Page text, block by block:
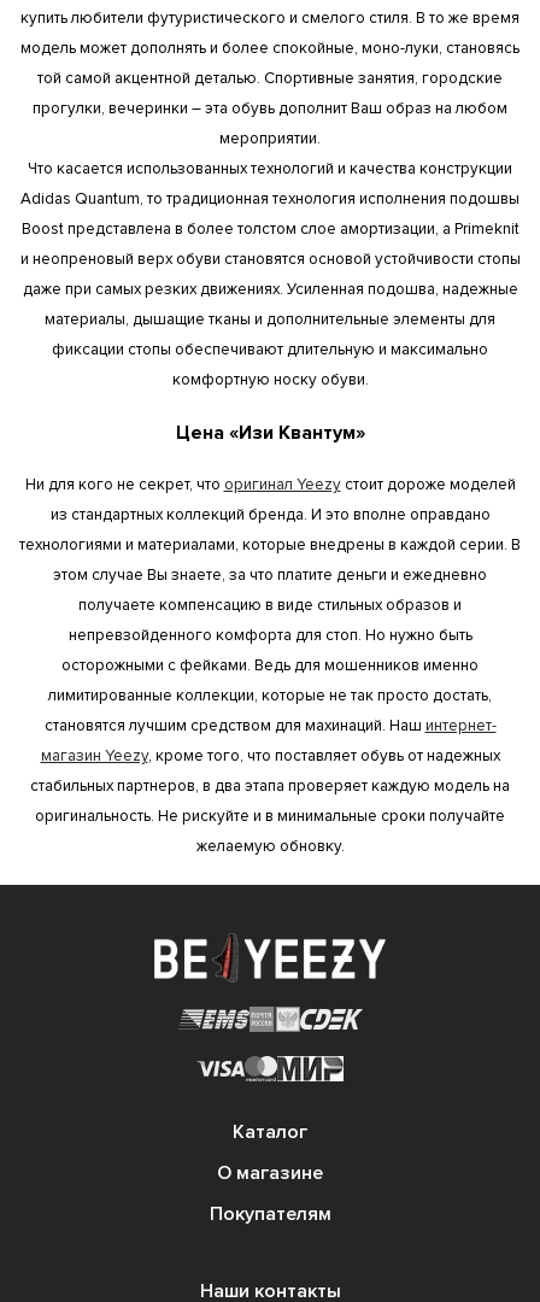
купить любители футуристического и смелого стиля. В то же время
модель может дополнять и более спокойные, моно-луки, становясь
той самой акцентной деталью. Спортивные занятия, городские
прогулки, вечеринки – эта обувь дополнит Ваш образ на любом
мероприятии.
Что касается использованных технологий и качества конструкции
Adidas Quantum, то традиционная технология исполнения подошвы
Boost представлена в более толстом слое амортизации, а Primeknit
и неопреновый верх обуви становятся основой устойчивости стопы
даже при самых резких движениях. Усиленная подошва, надежные
материалы, дышащие тканы и дополнительные элементы для
фиксации стопы обеспечивают длительную и максимально
комфортную носку обуви.
Цена «Изи Квантум»
Ни для кого не секрет, что оригинал Yeezyстоит дороже моделей
из стандартных коллекций бренда. И это вполне оправдано
технологиями и материалами, которые внедрены в каждой серии. В
этом случае Вы знаете, за что платите деньги и ежедневно
получаете компенсацию в виде стильных образов и
непревзойденного комфорта для стоп. Но нужно быть
осторожными с фейками. Ведь для мошенников именно
лимитированные коллекции, которые не так просто достать,
становятся лучшим средством для махинаций. Наш интернет-
магазин Yeezy, кроме того, что поставляет обувь от надежных
стабильных партнеров, в два этапа проверяет каждую модель на
оригинальность. Не рискуйте и в минимальные сроки получайте
желаемую обновку.
Каталог
О магазине
Покупателям
Наши контакты